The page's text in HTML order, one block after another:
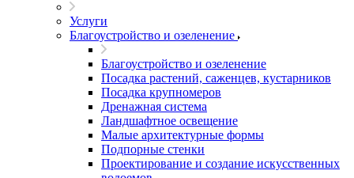
Услуги
Благоустройство и озеленение
Благоустройство и озеленение
Посадка растений, саженцев, кустарников
Посадка крупномеров
Дренажная система
Ландшафтное освещение
Малые архитектурные формы
Подпорные стенки
Проектирование и создание искусственных